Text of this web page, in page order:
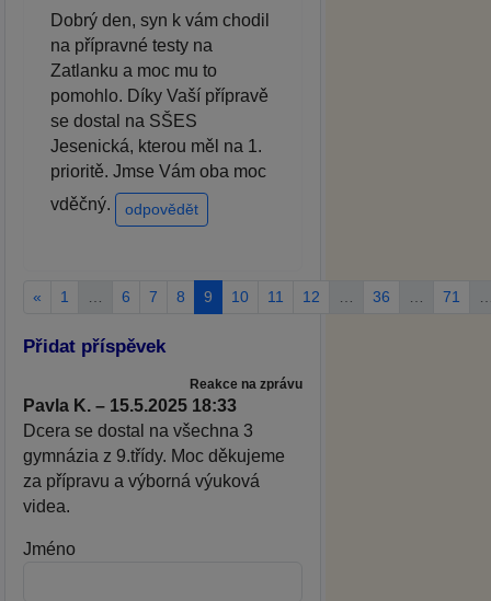
Dobrý den, syn k vám chodil
na přípravné testy na
Zatlanku a moc mu to
pomohlo. Díky Vaší přípravě
se dostal na SŠES
Jesenická, kterou měl na 1.
prioritě. Jmse Vám oba moc
vděčný.
odpovědět
« 1 6 7 8 9 10 11 12 36 71
Přidat příspěvek
Reakce na zprávu
Pavla K. – 15.5.2025 18:33
Dcera se dostal na všechna 3
gymnázia z 9.třídy. Moc děkujeme
za přípravu a výborná výuková
videa.
Jméno